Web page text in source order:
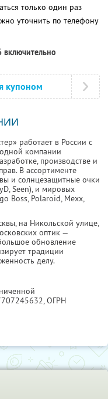
только один раз
уточнить по телефону
включительно
купоном
работает в России с
компании
производстве и
В ассортименте
и солнцезащитные очки
Seen), и мировых
Boss, Polaroid, Mexx,
на Никольской улице,
оптик —
обновление
традиции
делу.
, ОГРН